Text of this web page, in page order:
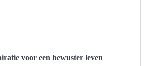
voor een bewuster leven